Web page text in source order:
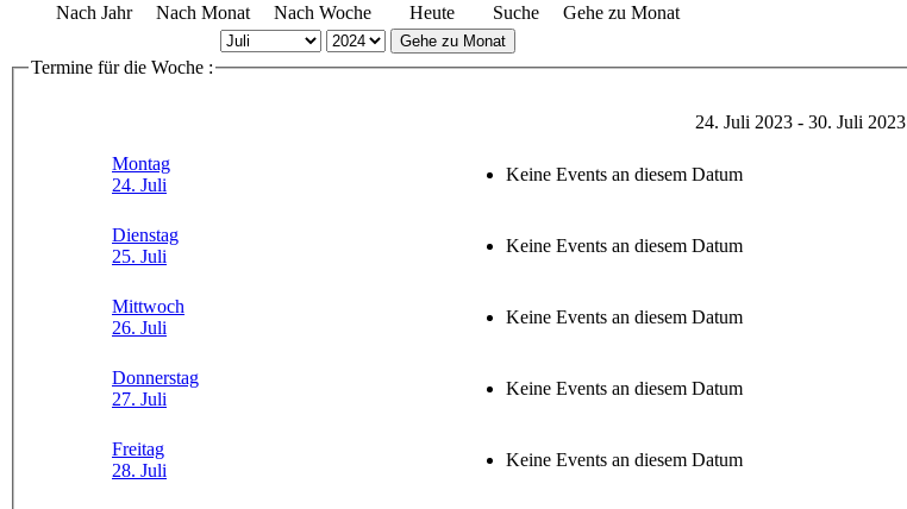
Nach Jahr Nach Monat Nach Woche Heute Suche Gehe zu Monat
Gehe zu Monat
Termine für die Woche :
24. Juli 2023 - 30. Juli 2023
Montag
24. Juli
Keine Events an diesem Datum
Dienstag
25. Juli
Keine Events an diesem Datum
Mittwoch
26. Juli
Keine Events an diesem Datum
Donnerstag
27. Juli
Keine Events an diesem Datum
Freitag
28. Juli
Keine Events an diesem Datum